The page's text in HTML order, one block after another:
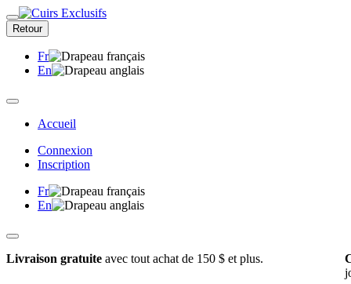
Retour
Fr
En
Accueil
Connexion
Inscription
Fr
En
Livraison gratuite avec tout achat de 150 $ et plus.